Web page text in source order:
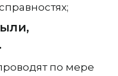
по мере